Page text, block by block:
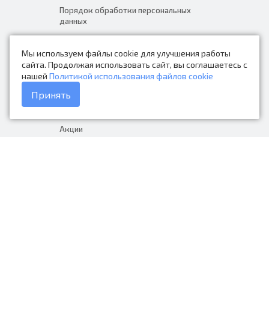
Мы используем файлы cookie для улучшения работы
сайта. Продолжая использовать сайт, вы соглашаетесь с
нашей Политикой использования файлов cookie
Принять
Порядок обработки персональных
данных
Контакты
Каталог товаров
Доставка и оплата
Акции